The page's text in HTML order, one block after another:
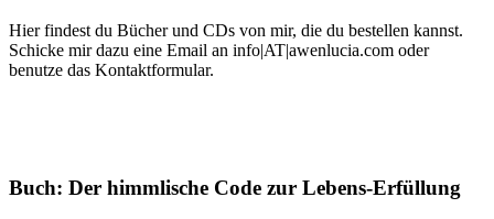
Hier findest du Bücher und CDs von mir, die du bestellen kannst.
Schicke mir dazu eine Email an info|AT|awenlucia.com oder
benutze das Kontaktformular.
Buch: Der himmlische Code zur Lebens-Erfüllung